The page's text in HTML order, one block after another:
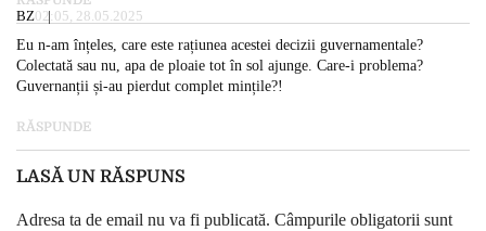
BZ02:05, 28.05.2025
Eu n-am înțeles, care este rațiunea acestei decizii guvernamentale?
Colectată sau nu, apa de ploaie tot în sol ajunge. Care-i problema?
Guvernanții și-au pierdut complet mințile?!
RĂSPUNDE
LASĂ UN RĂSPUNS
Adresa ta de email nu va fi publicată. Câmpurile obligatorii sunt